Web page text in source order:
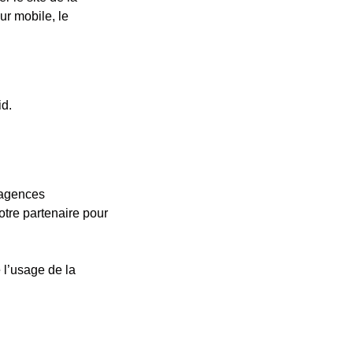
mobile, le
partenaire pour
de la